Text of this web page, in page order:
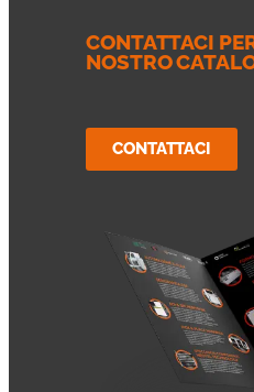
CONTATTACI
NOSTRO
CONTATTACI